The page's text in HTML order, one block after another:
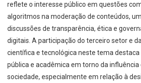
reflete o interesse público em questões
algoritmos na moderação de conteúdos,
discussões de transparência, ética e
digitais. A participação do terceiro setor e
científica e tecnológica neste tema destaca
pública e acadêmica em torno da
sociedade, especialmente em relação à